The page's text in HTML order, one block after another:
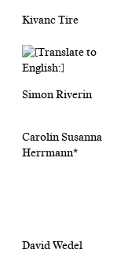
Kivanc Tire
Simon Riverin
Carolin Susanna
Herrmann*
David Wedel